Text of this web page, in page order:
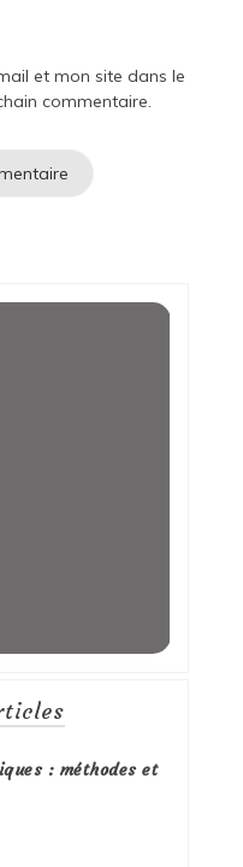
et mon site dans le
commentaire.
: méthodes et